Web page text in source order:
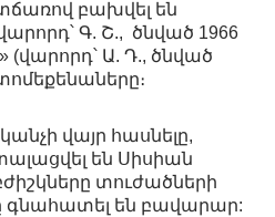
բախվել են
Գ. Շ., ծնված 1966
(վարորդ՝ Ա. Դ., ծնված
վայր հասնելը,
են Սիսիան
տուժածների
գնահատել են բավարար: